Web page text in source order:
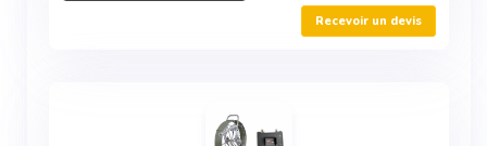
Recevoir un devis